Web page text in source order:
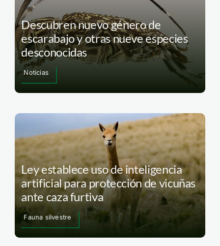
Descubren nuevo género de
escarabajo y otras nueve especies
desconocidas
Noticias
Ley establece uso de inteligencia
artificial para protección de vicuñas
ante caza furtiva
Fauna silvestre